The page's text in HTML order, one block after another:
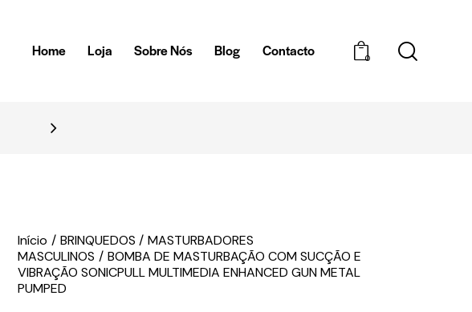
Home Loja Sobre Nós Blog Contacto 0
DISCRETA
Início BRINQUEDOS
MASTURBADORES
MASCULINOS
BOMBA DE MASTURBAÇÃO COM SUCÇÃO E
VIBRAÇÃO SONICPULL MULTIMEDIA ENHANCED GUN METAL
PUMPED